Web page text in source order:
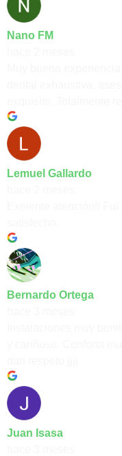
Nano FM
Lemuel Gallardo
Bernardo Ortega
Juan Isasa